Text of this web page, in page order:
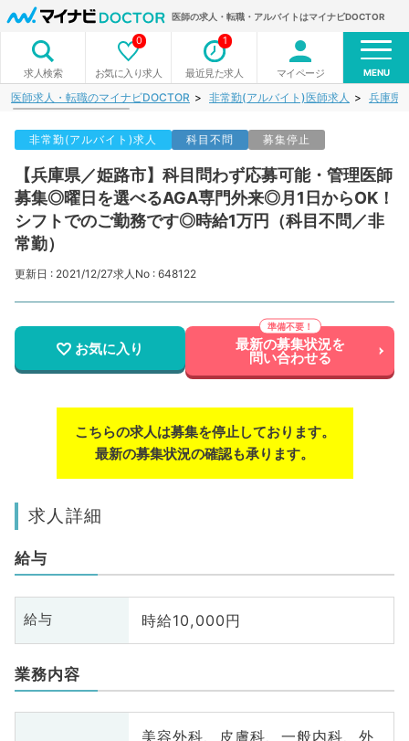
医師の求人・転職・アルバイトはマイナビDOCTOR
求人検索 お気に入り求人
0
最近見た求人
1
マイページ MENU
医師求人・転職のマイナビDOCTOR 非常勤(アルバイト)医師求人 兵庫県
非常勤(アルバイト)求人 科目不問 募集停止
【兵庫県／姫路市】科目問わず応募可能・管理医師
募集◎曜日を選べるAGA専門外来◎月1日からOK！
シフトでのご勤務です◎時給1万円（科目不問／非
常勤）
更新日 : 2021/12/27求人No : 648122
お気に入り 最新の募集状況を
問い合わせる
こちらの求人は募集を停止しております。
最新の募集状況の確認も承ります。
求人詳細
給与
給与 時給10,000円
業務内容
美容外科、皮膚科、一般内科、外